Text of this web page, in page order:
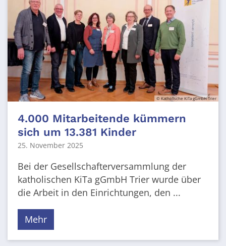
© Katholische KiTa gGmbH Trier
4.000 Mitarbeitende kümmern
sich um 13.381 Kinder
25. November 2025
Bei der Gesellschafterversammlung der
katholischen KiTa gGmbH Trier wurde über
die Arbeit in den Einrichtungen, den ...
Mehr